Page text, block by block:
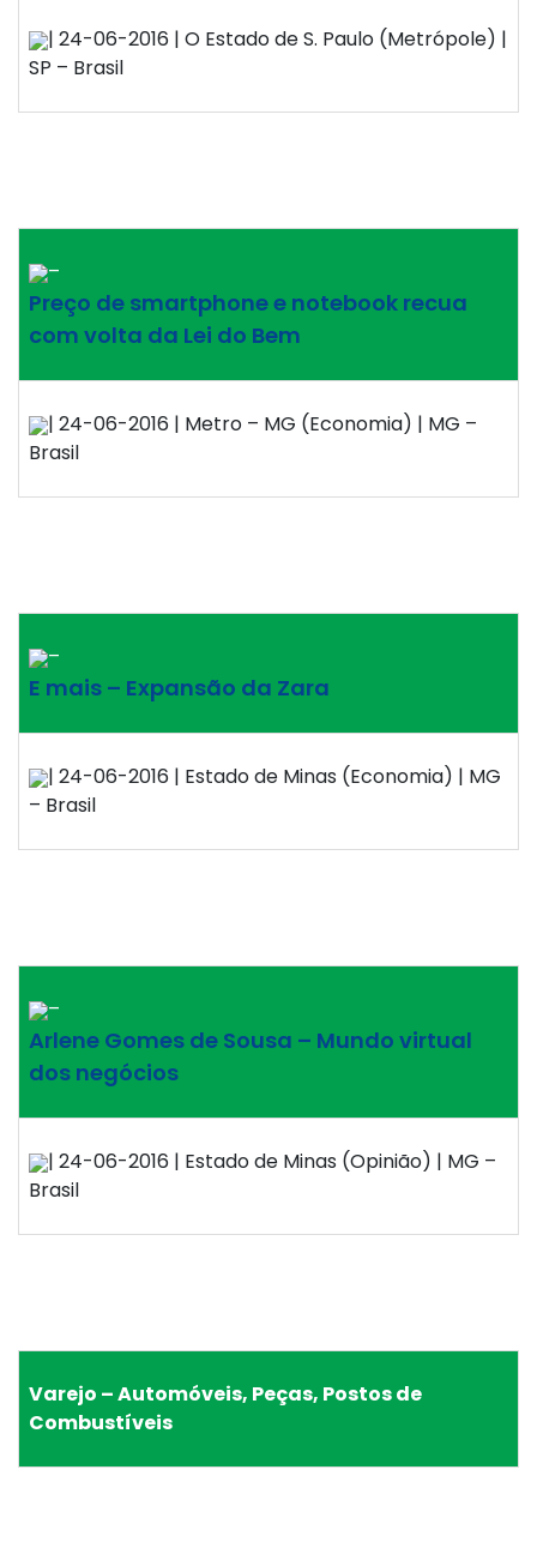
| 24-06-2016 | O Estado de S. Paulo (Metrópole) |
SP – Brasil
–
Preço de smartphone e notebook recua
com volta da Lei do Bem
| 24-06-2016 | Metro – MG (Economia) | MG –
Brasil
–
E mais – Expansão da Zara
| 24-06-2016 | Estado de Minas (Economia) | MG
– Brasil
–
Arlene Gomes de Sousa – Mundo virtual
dos negócios
| 24-06-2016 | Estado de Minas (Opinião) | MG –
Brasil
Varejo – Automóveis, Peças, Postos de
Combustíveis